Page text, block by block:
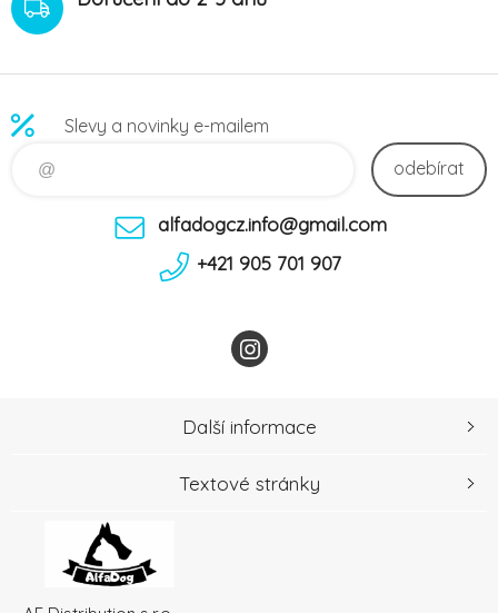
Slevy a novinky e-mailem
odebírat
alfadogcz.info@gmail.com
+421 905 701 907
Další informace
Textové stránky